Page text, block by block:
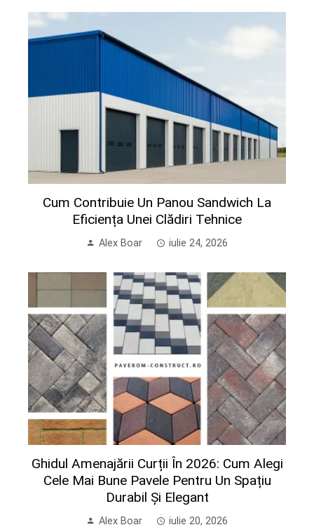
Cum Contribuie Un Panou Sandwich La
Eficiența Unei Clădiri Tehnice
Alex Boar iulie 24, 2026
Ghidul Amenajării Curții În 2026: Cum Alegi
Cele Mai Bune Pavele Pentru Un Spațiu
Durabil Și Elegant
Alex Boar iulie 20, 2026